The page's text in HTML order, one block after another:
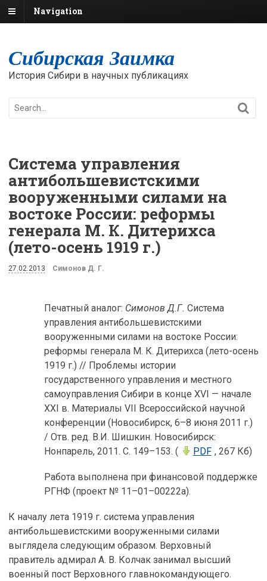
Navigation
Сибирская Заимка
История Сибири в научных публикациях
Система управления
антибольшевистскими
вооруженными силами на
востоке России: реформы
генерала М. К. Дитерихса
(лето-осень 1919 г.)
27.02.2013 Симонов Д. Г.
Печатный аналог: Симонов Д.Г. Система
управления антибольшевистскими
вооруженными силами на востоке России:
реформы генерала М. К. Дитерихса (лето-осень
1919 г.) // Проблемы истории
государственного управления и местного
самоуправления Сибири в конце XVI — начале
ХХI в. Материалы VII Всероссийской научной
конференции (Новосибирск, 6–8 июня 2011 г.)
/ Отв. ред. В.И. Шишкин. Новосибирск:
Нонпарель, 2011. С. 149–153. (
PDF , 267 Кб)
Работа выполнена при финансовой поддержке
РГНФ (проект № 11–01–00222а).
К началу лета 1919 г. система управления
антибольшевистскими вооруженными силами
выглядела следующим образом. Верховный
правитель адмирал А. В. Колчак занимал высший
военный пост Верховного главнокомандующего.